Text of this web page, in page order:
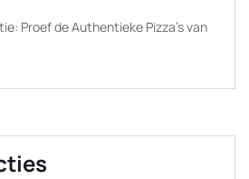
Proef de Authentieke Pizza’s van